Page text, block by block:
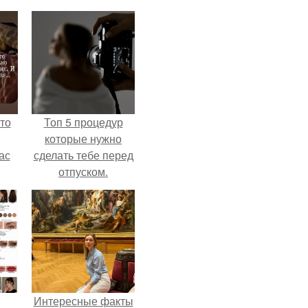
в
Топ 5 процедур
которые нужно
сделать тебе перед
отпуском.
Интересные факты